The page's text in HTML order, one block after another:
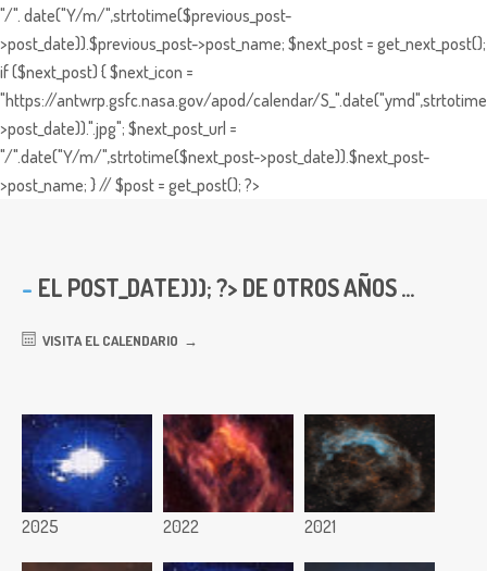
"/". date("Y/m/",strtotime($previous_post-
>post_date)).$previous_post->post_name; $next_post = get_next_post();
if ($next_post) { $next_icon =
"https://antwrp.gsfc.nasa.gov/apod/calendar/
>post_date)).".jpg"; $next_post_url =
"/".date("Y/m/",strtotime($next_post->post_date)).$next_post-
>post_name; } // $post = get_post(); ?>
EL POST_DATE))); ?> DE OTROS AÑOS ...
VISITA EL CALENDARIO
2025 2022 2021